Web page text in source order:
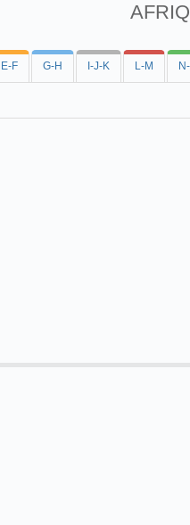
E-F G-H I-J-K L-M